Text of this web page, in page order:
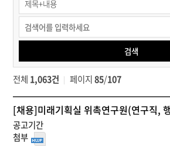
소식
채용정보
채용공고
검색
검색
전체 1,063건 페이지85/107
알
림
·
소
[채용]미래기획실 위촉연구원(연구직,